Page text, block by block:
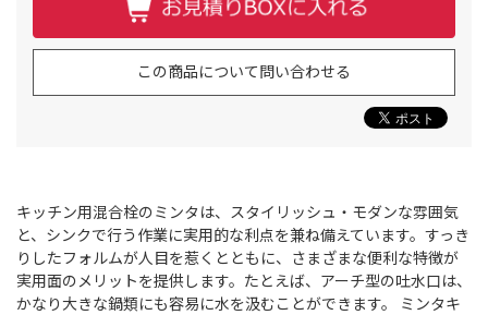
この商品について問い合わせる
キッチン用混合栓のミンタは、スタイリッシュ・モダンな雰囲気
と、シンクで行う作業に実用的な利点を兼ね備えています。すっき
りしたフォルムが人目を惹くとともに、さまざまな便利な特徴が
実用面のメリットを提供します。たとえば、アーチ型の吐水口は、
かなり大きな鍋類にも容易に水を汲むことができます。 ミンタキ